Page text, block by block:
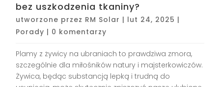
bez uszkodzenia tkaniny?
utworzone przez RM Solar | lut 24, 2025 |
Porady | 0 komentarzy
Plamy z żywicy na ubraniach to prawdziwa zmora,
szczególnie dla miłośników natury i majsterkowiczów.
Żywica, będąc substancją lepką i trudną do